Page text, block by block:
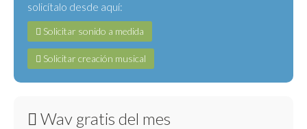
solicítalo desde aquí:
Solicitar sonido a medida
Solicitar creación musical
Wav gratis del mes